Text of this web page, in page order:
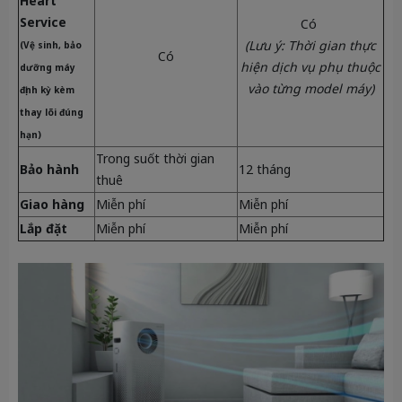
Service
(Vệ sinh, bảo
dưỡng máy
định kỳ kèm
thay lõi đúng
hạn)
Có
Có
(Lưu ý: Thời gian thực
hiện dịch vụ phụ thuộc
vào từng model máy)
Bảo hành
Trong suốt thời gian
thuê
12 tháng
Giao hàng Miễn phí
Miễn phí
Lắp đặt
Miễn phí Miễn phí